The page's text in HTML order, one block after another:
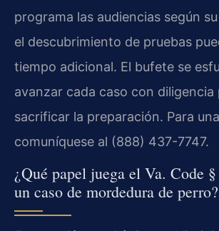
programa las audiencias según
el descubrimiento de pruebas
tiempo adicional. El bufete se
avanzar cada caso con diligencia
sacrificar la preparación. Para
comuníquese al (888) 437-7747.
¿Qué papel juega el Va. Code
un caso de mordedura de perro?